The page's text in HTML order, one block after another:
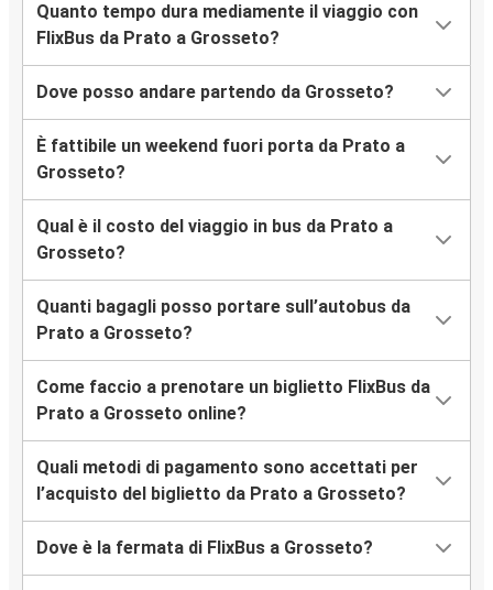
Quanto tempo dura mediamente il viaggio con
FlixBus da Prato a Grosseto?
Dove posso andare partendo da Grosseto?
È fattibile un weekend fuori porta da Prato a
Grosseto?
Qual è il costo del viaggio in bus da Prato a
Grosseto?
Quanti bagagli posso portare sull’autobus da
Prato a Grosseto?
Come faccio a prenotare un biglietto FlixBus da
Prato a Grosseto online?
Quali metodi di pagamento sono accettati per
l’acquisto del biglietto da Prato a Grosseto?
Dove è la fermata di FlixBus a Grosseto?